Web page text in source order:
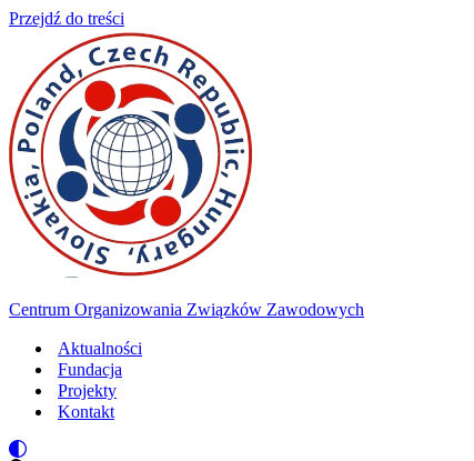
Przejdź do treści
Centrum Organizowania Związków Zawodowych
Aktualności
Fundacja
Projekty
Kontakt